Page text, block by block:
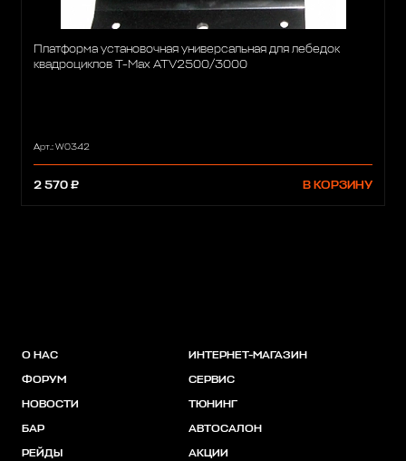
Платформа установочная универсальная для лебедок
квадроциклов T-Max ATV2500/3000
Арт.: W0342
2 570 ₽ В КОРЗИНУ
О НАС
ФОРУМ
НОВОСТИ
БАР
РЕЙДЫ
ИНТЕРНЕТ-МАГАЗИН
СЕРВИС
ТЮНИНГ
АВТОСАЛОН
АКЦИИ